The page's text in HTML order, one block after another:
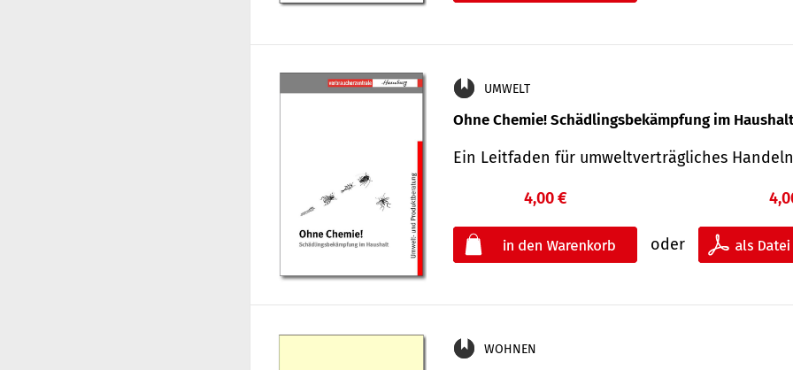
UMWELT
Ohne Chemie! Schädlingsbekämpfung im Haushalt
Ein Leitfaden für um­welt­ver­träg­liches Han­deln
4,00 €
oder
WOHNEN